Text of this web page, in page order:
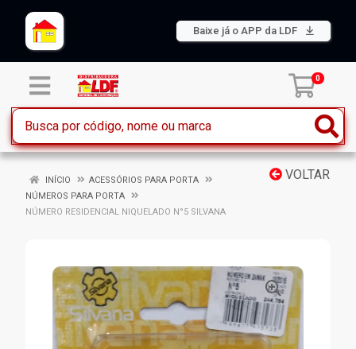
Baixe já o APP da LDF
0
VOLTAR
INÍCIO
ACESSÓRIOS PARA PORTA
NÚMEROS PARA PORTA
NÚMERO RESIDENCIAL NIQUELADO N°5 SILVANA